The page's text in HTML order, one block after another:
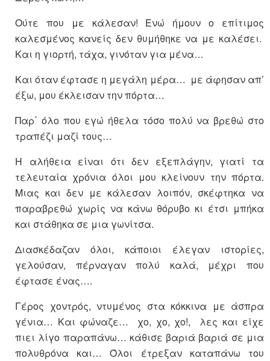
Ούτε που με κάλεσαν! Ενώ ήμουν ο επίτιμος
καλεσμένος κανείς δεν θυμήθηκε να με καλέσει.
Και η γιορτή, τάχα, γινόταν για μένα…
Και όταν έφτασε η μεγάλη μέρα… με άφησαν απ’
έξω, μου έκλεισαν την πόρτα…
Παρ΄ όλο που εγώ ήθελα τόσο πολύ να βρεθώ στο
τραπέζι μαζί τους…
Η αλήθεια είναι ότι δεν εξεπλάγην, γιατί τα
τελευταία χρόνια όλοι μου κλείνουν την πόρτα.
Μιας και δεν με κάλεσαν λοιπόν, σκέφτηκα να
παραβρεθώ χωρίς να κάνω θόρυβο κι έτσι μπήκα
και στάθηκα σε μια γωνίτσα.
Διασκέδαζαν όλοι, κάποιοι έλεγαν ιστορίες,
γελούσαν, πέρναγαν πολύ καλά, μέχρι που
έφτασε ένας….
Γέρος χοντρός, ντυμένος στα κόκκινα με άσπρα
γένια… Και φώναζε… χο, χο, χο!, λες και είχε
πιει λίγο παραπάνω… κάθισε βαριά βαριά σε μια
πολυθρόνα και… Όλοι έτρεξαν καταπάνω του